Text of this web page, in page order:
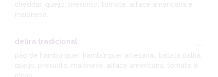
cheddar, queijo, presunto, tomate, alface americana e
delira tradicional
---
queijo, presunto, maionese, alface americana, tomate e